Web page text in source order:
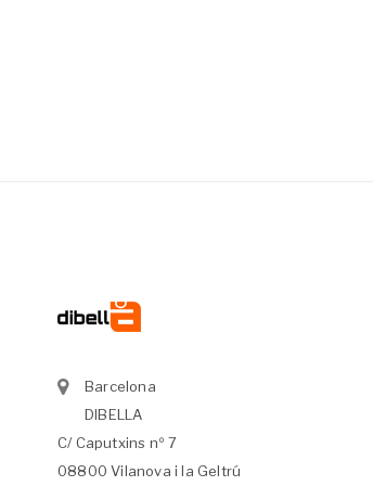
Barcelona
DIBELLA
C/ Caputxins nº 7
08800 Vilanova i la Geltrú